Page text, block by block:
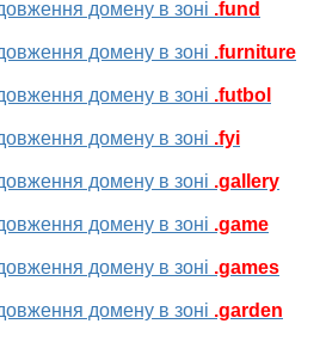
домену в зоні .fund
домену в зоні .furniture
домену в зоні .futbol
домену в зоні .fyi
домену в зоні .gallery
домену в зоні .game
домену в зоні .games
домену в зоні .garden